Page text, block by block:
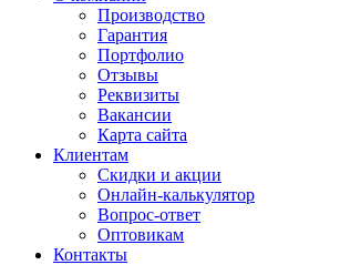
Производство
Гарантия
Портфолио
Отзывы
Реквизиты
Вакансии
Карта сайта
Клиентам
Скидки и акции
Онлайн-калькулятор
Вопрос-ответ
Оптовикам
Контакты